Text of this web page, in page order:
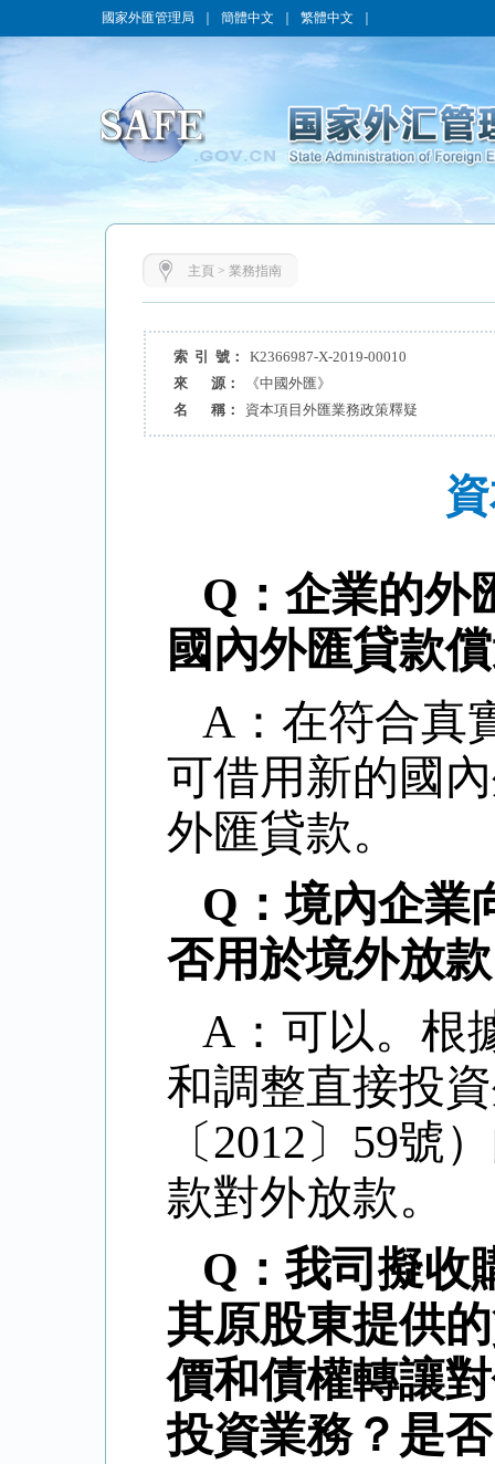
國家外匯管理局 簡體中文 繁體中文
主頁 > 業務指南
索 引 號：
K2366987-X-2019-00010
來 源：
《中國外匯》
名 稱：
資本項目外匯業務政策釋疑
Q：企業的外
國內外匯貸款
A：在符合真
可借用新的國
外匯貸款。
Q：境內企業
否用於境外放
A：可以。根
和調整直接投
〔2012〕59號
款對外放款。
Q：我司擬收
其原股東提供
價和債權轉讓
投資業務？是